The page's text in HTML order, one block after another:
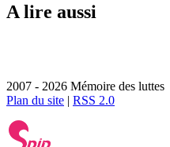
A lire aussi
2007 - 2026 Mémoire des luttes
Plan du site | RSS 2.0